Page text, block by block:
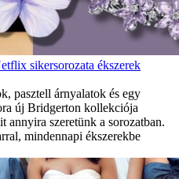
sikersorozata ékszerek
pasztell árnyalatok és egy
új Bridgerton kollekciója
annyira szeretünk a sorozatban.
mindennapi ékszerekbe